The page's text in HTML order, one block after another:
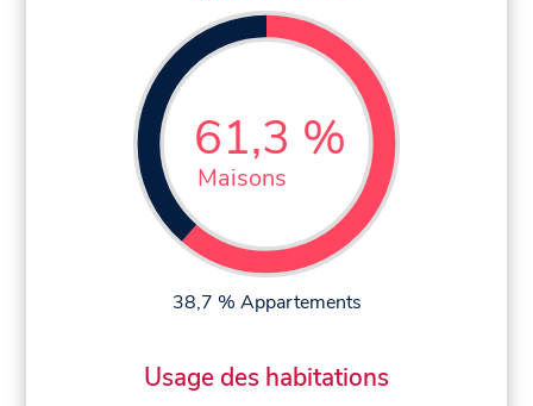
61,3 %
Maisons
38,7 % Appartements
Usage des habitations